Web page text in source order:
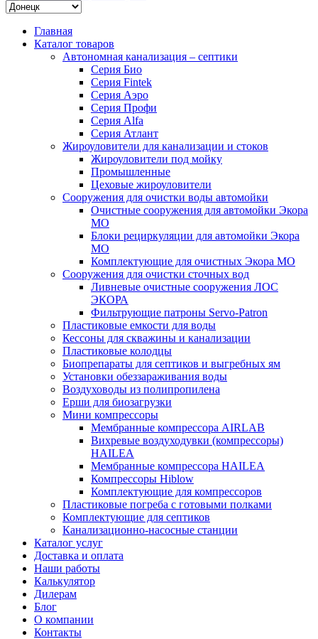
Главная
Каталог товаров
Автономная канализация – септики
Серия Био
Серия Fintek
Серия Аэро
Серия Профи
Серия Alfa
Серия Атлант
Жироуловители для канализации и стоков
Жироуловители под мойку
Промышленные
Цеховые жироуловители
Сооружения для очистки воды автомойки
Очистные сооружения для автомойки Экора
МО
Блоки рециркуляции для автомойки Экора
МО
Комплектующие для очистных Экора МО
Сооружения для очистки сточных вод
Ливневые очистные сооружения ЛОС
ЭКОРА
Фильтрующие патроны Servo-Patron
Пластиковые емкости для воды
Кессоны для скважины и канализации
Пластиковые колодцы
Биопрепараты для септиков и выгребных ям
Установки обеззараживания воды
Воздуховоды из полипропилена
Ерши для биозагрузки
Мини компрессоры
Мембранные компрессора AIRLAB
Вихревые воздуходувки (компрессоры)
HAILEA
Мембранные компрессора HAILEA
Компрессоры Hiblow
Комплектующие для компрессоров
Пластиковые погреба с готовыми полками
Комплектующие для септиков
Канализационно-насосные станции
Каталог услуг
Доставка и оплата
Наши работы
Калькулятор
Дилерам
Блог
О компании
Контакты